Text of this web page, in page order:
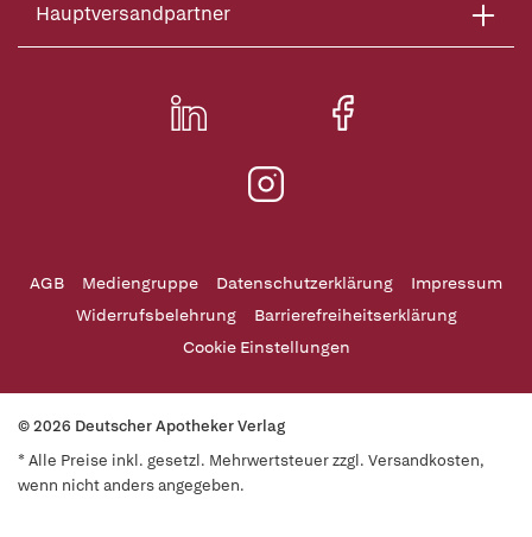
Hauptversandpartner
AGB Mediengruppe Datenschutzerklärung
Impressum
Widerrufsbelehrung
Barrierefreiheitserklärung
Cookie Einstellungen
© 2026 Deutscher Apotheker Verlag
* Alle Preise inkl. gesetzl. Mehrwertsteuer zzgl. Versandkosten,
wenn nicht anders angegeben.